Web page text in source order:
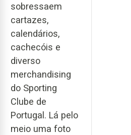
sobressaem
cartazes,
calendários,
cachecóis e
diverso
merchandising
do Sporting
Clube de
Portugal. Lá pelo
meio uma foto